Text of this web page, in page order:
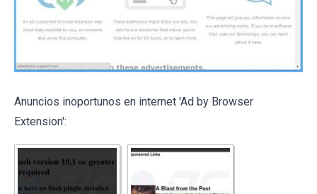
Anuncios inoportunos en internet 'Ad by Browser
Extension':